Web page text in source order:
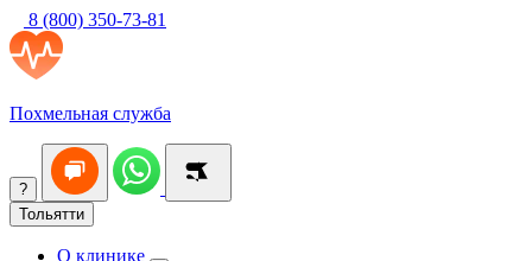
8 (800) 350-73-81
Похмельная служба
?
Тольятти
О клинике